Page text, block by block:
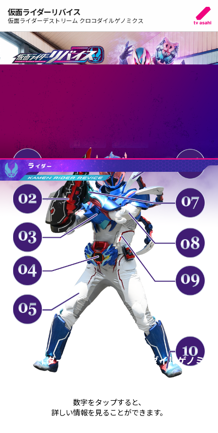
仮面ライダーリバイス
仮面ライダーデストリーム クロコダイルゲノミクス
仮面ライダーデストリーム クロコダイルゲノミク
数字をタップすると、
詳しい情報を見ることができます。